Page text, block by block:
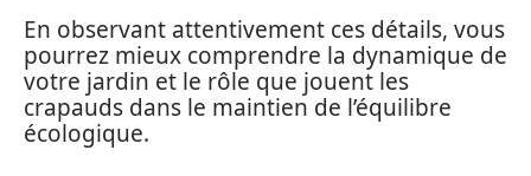
En observant attentivement ces détails, vous
pourrez mieux comprendre la dynamique de
votre jardin et le rôle que jouent les
crapauds dans le maintien de l’équilibre
écologique.